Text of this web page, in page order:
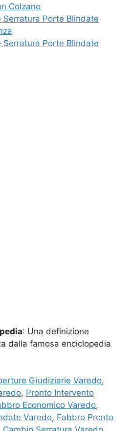
Colzano
Serratura Porte Blindate
Serratura Porte Blindate
: Una definizione
dalla famosa enciclopedia
Giudiziarie Varedo,
, Pronto Intervento
Economico Varedo,
Varedo, Fabbro Pronto